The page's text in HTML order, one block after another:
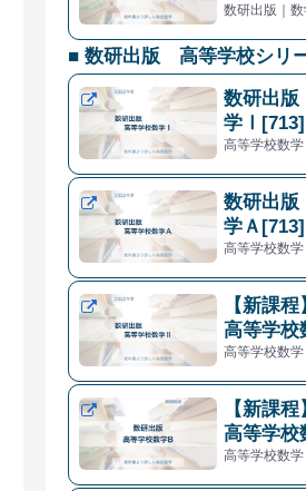
数研出版｜
■ 数研出版 高等学校シリ
数研出版
学Ⅰ[713]
高等学校数
数研出版
学Ａ[713]
高等学校数
【新課
高等学
高等学校数
【新課
高等学校
高等学校数